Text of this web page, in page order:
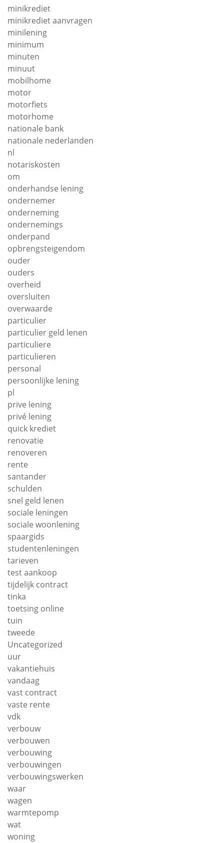
minikrediet
minikrediet aanvragen
minilening
minimum
minuten
minuut
mobilhome
motor
motorfiets
motorhome
nationale bank
nationale nederlanden
nl
notariskosten
om
onderhandse lening
ondernemer
onderneming
ondernemings
onderpand
opbrengsteigendom
ouder
ouders
overheid
oversluiten
overwaarde
particulier
particulier geld lenen
particuliere
particulieren
personal
persoonlijke lening
pl
prive lening
privé lening
quick krediet
renovatie
renoveren
rente
santander
schulden
snel geld lenen
sociale leningen
sociale woonlening
spaargids
studentenleningen
tarieven
test aankoop
tijdelijk contract
tinka
toetsing online
tuin
tweede
Uncategorized
uur
vakantiehuis
vandaag
vast contract
vaste rente
vdk
verbouw
verbouwen
verbouwing
verbouwingen
verbouwingswerken
waar
wagen
warmtepomp
wat
woning